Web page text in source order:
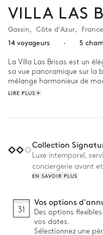
VILLA LAS
Gassin, Côte d'Azur, France
14 voyageurs
· 5
La Villa Las Brisas est un
sa vue panoramique sur la
mélange harmonieux de
d'équipements haut de
LIRE PLUS
Collection
Luxe intemporel,
conciergerie avant
EN SAVOIR PLUS
31
Vos options
Des options
vos dates.
Sélectionnez une